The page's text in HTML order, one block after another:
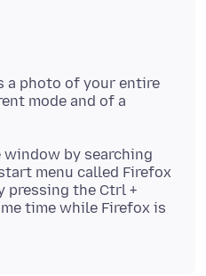
a photo of your entire
mode and of a
window by searching
menu called Firefox
pressing the Ctrl +
time while Firefox is